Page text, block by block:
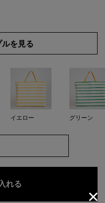
を見る
イエロー グリーン